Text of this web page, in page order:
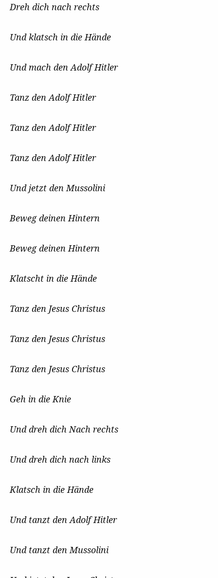
Dreh dich nach rechts
Und klatsch in die Hände
Und mach den Adolf Hitler
Tanz den Adolf Hitler
Tanz den Adolf Hitler
Tanz den Adolf Hitler
Und jetzt den Mussolini
Beweg deinen Hintern
Beweg deinen Hintern
Klatscht in die Hände
Tanz den Jesus Christus
Tanz den Jesus Christus
Tanz den Jesus Christus
Geh in die Knie
Und dreh dich Nach rechts
Und dreh dich nach links
Klatsch in die Hände
Und tanzt den Adolf Hitler
Und tanzt den Mussolini